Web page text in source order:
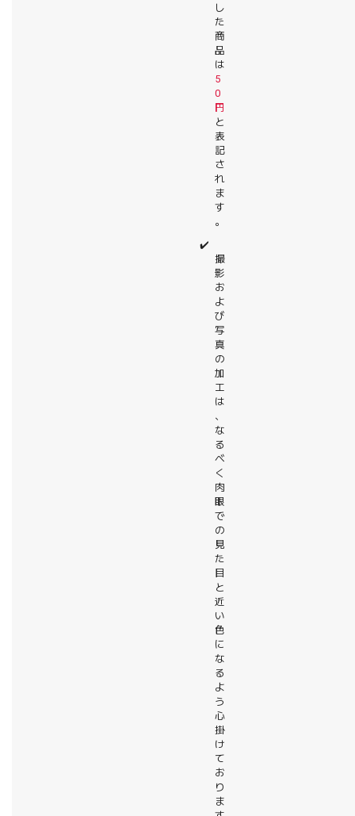
し
た
商
品
は
5
0
円
と
表
記
さ
れ
ま
す
。
✔️
撮
影
お
よ
び
写
真
の
加
工
は
、
な
る
べ
く
肉
眼
で
の
見
た
目
と
近
い
色
に
な
る
よ
う
心
掛
け
て
お
り
ま